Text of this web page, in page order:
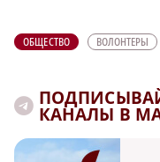
ОБЩЕСТВО ВОЛОНТЕРЫ
КАНАЛЫ В